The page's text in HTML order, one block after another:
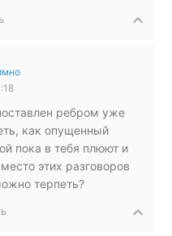
ребром уже
как опущенный
пока в тебя плюют и
этих разговоров
терпеть?